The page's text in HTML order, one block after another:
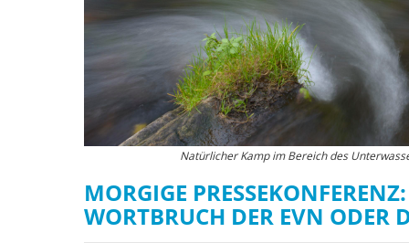
Natürlicher Kamp im Bereich des
MORGIGE
WORTBRUCH DER EVN